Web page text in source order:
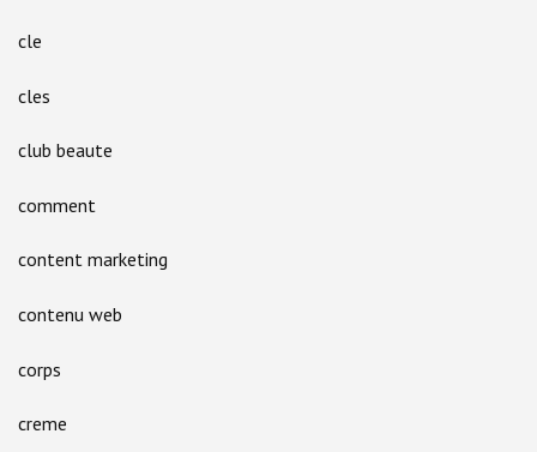
cle
cles
club beaute
comment
content marketing
contenu web
corps
creme